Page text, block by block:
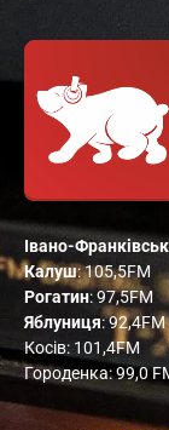
Івано-Франківськ
Калуш: 105,5FM
Рогатин: 97,5FM
Яблуниця: 92,4FM
Косів: 101,4FM
Городенка: 99,0